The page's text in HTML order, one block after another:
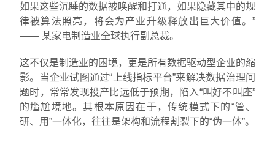
如果这些沉睡的数据被唤醒和打通，如果隐藏其中的规
律被算法照亮，将会为产业升级释放出巨大价值。”
—— 某家电制造业全球执行副总裁。
这不仅是制造业的困境，更是所有数据驱动型企业的缩
影。当企业试图通过“上线指标平台”来解决数据治理问
题时，常常发现投产比远低于预期，陷入“叫好不叫座”
的尴尬境地。其根本原因在于，传统模式下的“管、
研、用”一体化，往往是架构和流程割裂下的“伪一体”。